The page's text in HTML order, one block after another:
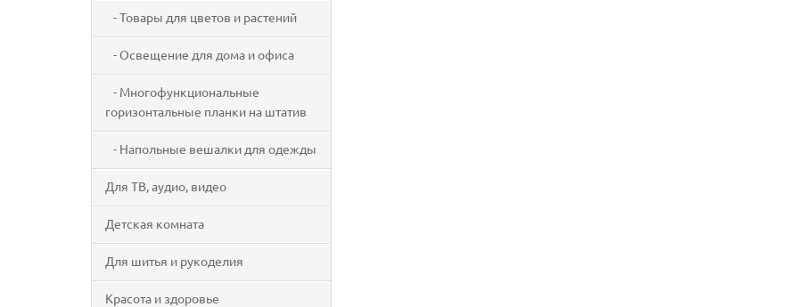
- Товары для цветов и растений
- Освещение для дома и офиса
- Многофункциональные
горизонтальные планки на штатив
- Напольные вешалки для одежды
Для ТВ, аудио, видео
Детская комната
Для шитья и рукоделия
Красота и здоровье